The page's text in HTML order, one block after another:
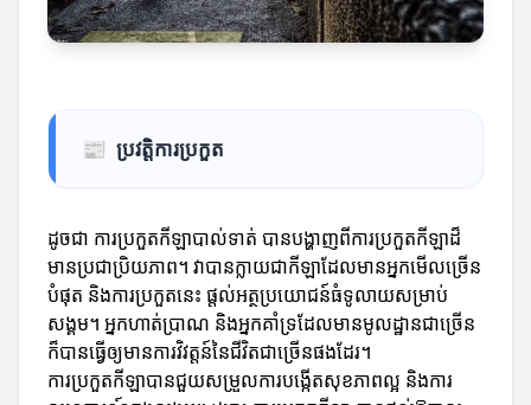
📰 ប្រវត្តិការប្រកួត
ដូចជា ការប្រកួតកីឡាបាល់ទាត់ បានបង្ហាញពីការប្រកួតកីឡាដ៏
មានប្រជាប្រិយភាព។ វាបានក្លាយជាកីឡាដែលមានអ្នកមើលច្រើន
បំផុត និងការប្រកួតនេះ ផ្តល់អត្ថប្រយោជន៍ធំទូលាយសម្រាប់
សង្គម។ អ្នកហាត់ប្រាណ និងអ្នកគាំទ្រដែលមានមូលដ្ឋានជាច្រើន
ក៏បានធ្វើឲ្យមានការវិវត្តន៍នៃជីវិតជាច្រើនផងដែរ។
ការប្រកួតកីឡាបានជួយសម្រួលការបង្កើតសុខភាពល្អ និងការ